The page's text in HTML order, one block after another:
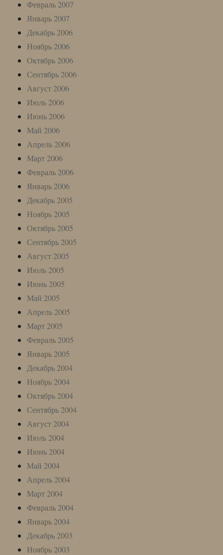
Февраль 2007
Январь 2007
Декабрь 2006
Ноябрь 2006
Октябрь 2006
Сентябрь 2006
Август 2006
Июль 2006
Июнь 2006
Май 2006
Апрель 2006
Март 2006
Февраль 2006
Январь 2006
Декабрь 2005
Ноябрь 2005
Октябрь 2005
Сентябрь 2005
Август 2005
Июль 2005
Июнь 2005
Май 2005
Апрель 2005
Март 2005
Февраль 2005
Январь 2005
Декабрь 2004
Ноябрь 2004
Октябрь 2004
Сентябрь 2004
Август 2004
Июль 2004
Июнь 2004
Май 2004
Апрель 2004
Март 2004
Февраль 2004
Январь 2004
Декабрь 2003
Ноябрь 2003